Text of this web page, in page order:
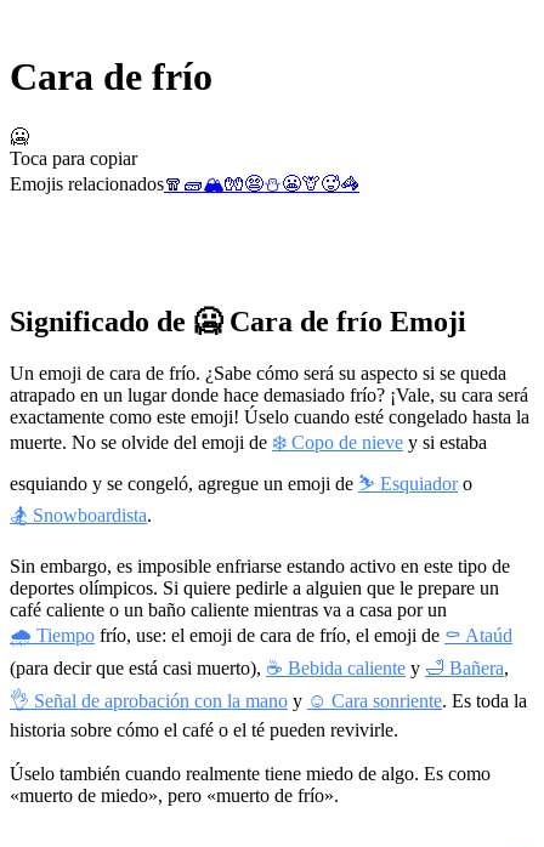
Cara de frío
🥶
Toca para copiar
Emojis relacionados🧣 🧱🏔️🧤😨⛄😬🦒🥵🦓
Significado de 🥶 Cara de frío Emoji
Un emoji de cara de frío. ¿Sabe cómo será su aspecto si se queda
atrapado en un lugar donde hace demasiado frío? ¡Vale, su cara será
exactamente como este emoji! Úselo cuando esté congelado hasta la
muerte. No se olvide del emoji de ❄️ Copo de nieve y si estaba
esquiando y se congeló, agregue un emoji de ⛷️ Esquiadoro
🏂 Snowboardista.
Sin embargo, es imposible enfriarse estando activo en este tipo de
deportes olímpicos. Si quiere pedirle a alguien que le prepare un
café caliente o un baño caliente mientras va a casa por un
🌧 Tiempo frío, use: el emoji de cara de frío, el emoji de ⚰️ Ataúd
(para decir que está casi muerto), ☕ Bebida caliente y 🛁 Bañera,
👌 Señal de aprobación con la mano y ☺️ Cara sonriente. Es toda la
historia sobre cómo el café o el té pueden revivirle.
Úselo también cuando realmente tiene miedo de algo. Es como
«muerto de miedo», pero «muerto de frío».